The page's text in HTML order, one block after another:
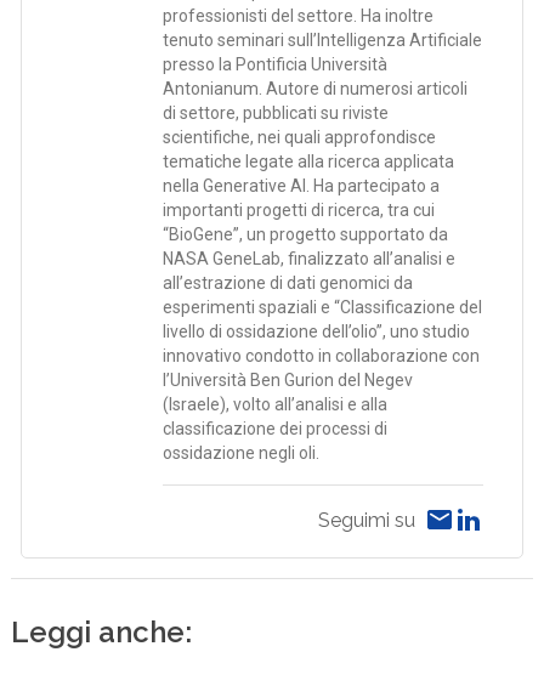
professionisti del settore. Ha inoltre
tenuto seminari sull’Intelligenza Artificiale
presso la Pontificia Università
Antonianum. Autore di numerosi articoli
di settore, pubblicati su riviste
scientifiche, nei quali approfondisce
tematiche legate alla ricerca applicata
nella Generative AI. Ha partecipato a
importanti progetti di ricerca, tra cui
“BioGene”, un progetto supportato da
NASA GeneLab, finalizzato all’analisi e
all’estrazione di dati genomici da
esperimenti spaziali e “Classificazione del
livello di ossidazione dell’olio”, uno studio
innovativo condotto in collaborazione con
l’Università Ben Gurion del Negev
(Israele), volto all’analisi e alla
classificazione dei processi di
ossidazione negli oli.
Seguimi su
Leggi anche: